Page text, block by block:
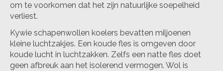
om te voorkomen dat het zijn natuurlijke soepelheid
verliest.
Kywie schapenwollen koelers bevatten miljoenen
kleine luchtzakjes. Een koude fles is omgeven door
koude lucht in luchtzakken. Zelfs een natte fles doet
geen afbreuk aan het isolerend vermogen. Wol is